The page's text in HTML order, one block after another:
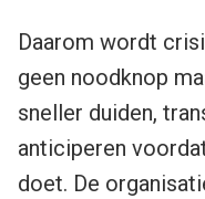
Daarom wordt
geen noodknop
sneller duiden,
anticiperen
doet. De